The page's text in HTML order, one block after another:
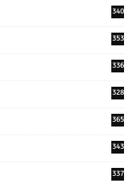
340
353
336
328
365
343
337